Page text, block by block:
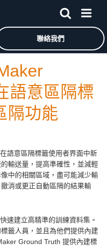
Web Services 首頁
聯絡我們
語意區隔標
隔功能
在語意區隔標籤使用者界面中新
輸送量，提高準確性，並減輕
中的相關區域，盡可能減少輸
消或更正自動區隔的結果輸
速建立高精準的訓練資料集。
籤人員，並且為他們提供內建
Ground Truth 提供內建標